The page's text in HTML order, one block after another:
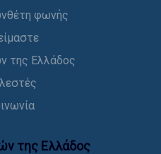
φωνής
της Ελλάδος
της Ελλάδoς